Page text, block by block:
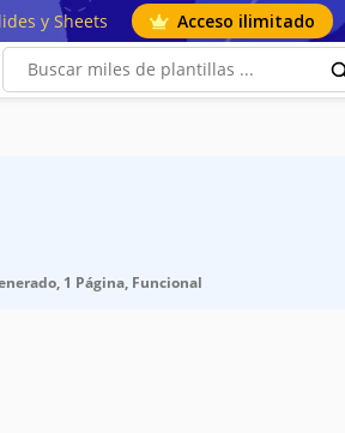
y Sheets Acceso ilimitado
1 Página, Funcional